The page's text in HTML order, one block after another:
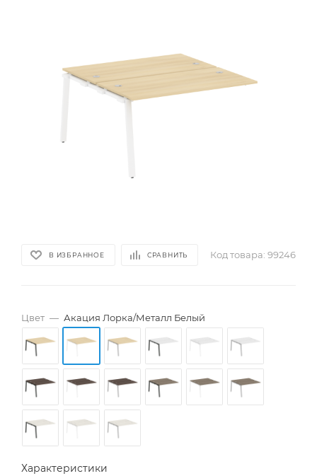
В ИЗБРАННОЕ СРАВНИТЬ Код товара: 99246
Цвет — Акация Лорка/Металл Белый
Характеристики